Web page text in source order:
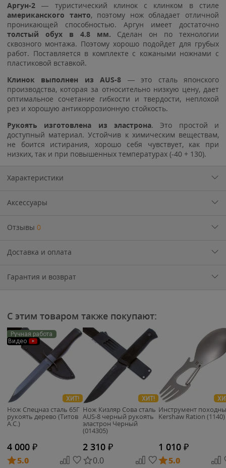
Аргун-2 — туристический клинок с клинком в стиле
американского танто, поэтому нож обладает отличной
проникающей способностью. Аргун имеет достаточно
толстый обух в 4.8 мм. Сделан он по технологии
сквозного монтажа. Поэтому хорошо подойдет для грубых
работ. Поставляется в комплекте с кожаными ножнами с
пластиковой вставкой.
Клинок выполнен из AUS-8 — это сталь японского
производства, которая за относительно низкую цену, дает
оптимальное сочетание гибкости и твердости, неплохой
рез и хорошую антикоррозионную стойкость.
Рукоять изготовлена из эластрона. Это простой и
доступный материал. Устойчив к химическим веществам,
не боится истирания, хорошо себя чувствует, как при
низких, так и при повышенных температурах (-40 + 130).
Характеристики
Аксессуары
Отзывы 0
Доставка и оплата
Гарантия и возврат
С этим товаром также покупают:
Ручная работа
Видео
ХИТ!
Нож Спецназ сталь 65Г
рукоять дерево (Титов
А.С.)
4 000 ₽
5.0
ХИТ!
Нож Кизляр Сова сталь
AUS-8 черный рукоять
эластрон Черный
(014305)
2 310 ₽
0.0
Инструмент
Kershaw Ration (1140)
1 010 ₽
5.0